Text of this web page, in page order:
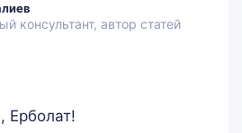
консультант, автор статей
Ерболат!